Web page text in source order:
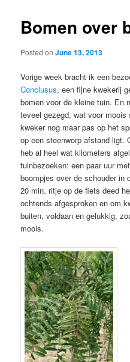
Bomen over
Posted onJune 13, 2013
Vorige week bracht ik een
Conclusus, een fijne kwekerij
bomen voor de kleine tuin. En
teveel gezegd, wat voor
kweker nog maar pas op het
op een steenworp afstand ligt.
heb al heel wat kilometers
tuinbezoeken: een paar uur
boompjes over de schouder in
20 min. ritje op de fiets deed
ochtends afgesproken en om
buiten, voldaan en gelukkig,
moois.